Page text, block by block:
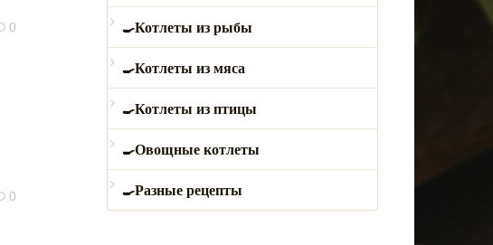
0
0
Котлеты из рыбы
Котлеты из мяса
Котлеты из птицы
Овощные котлеты
Разные рецепты